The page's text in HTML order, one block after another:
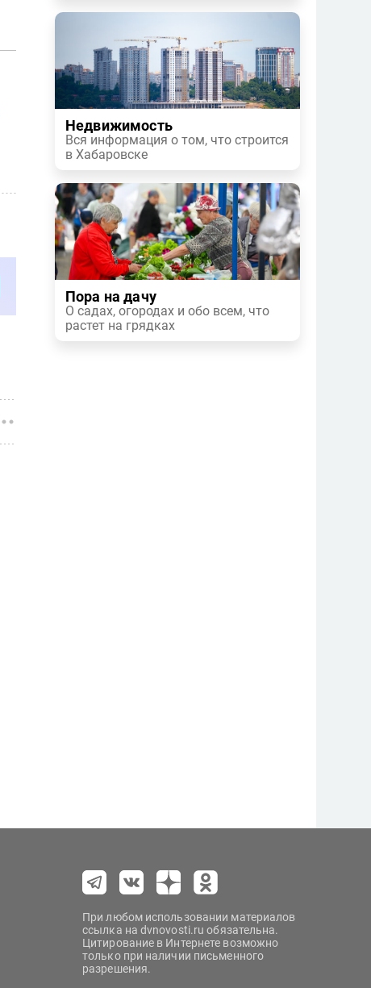
Недвижимость
Вся информация о том, что строится
в Хабаровске
Пора на дачу
О садах, огородах и обо всем, что
растет на грядках
При любом использовании материалов
ссылка на dvnovosti.ru обязательна.
Цитирование в Интернете возможно
только при наличии письменного
разрешения.